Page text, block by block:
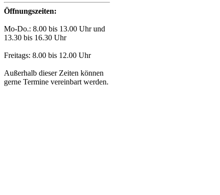
Öffnungszeiten:
Mo-Do.: 8.00 bis 13.00 Uhr und
13.30 bis 16.30 Uhr
Freitags: 8.00 bis 12.00 Uhr
Außerhalb dieser Zeiten können
gerne Termine vereinbart werden.